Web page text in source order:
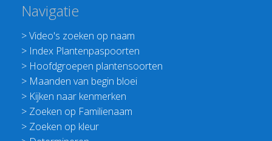
Navigatie
>Video's zoeken op naam
> Index Plantenpaspoorten
> Hoofdgroepen plantensoorten
> Maanden van begin bloei
> Kijken naar kenmerken
> Zoeken op Familienaam
> Zoeken op kleur